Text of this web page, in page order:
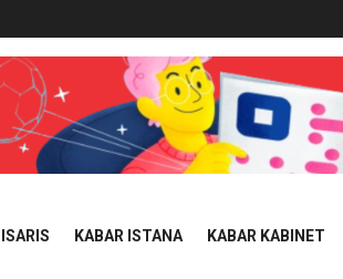
KABAR ISTANA KABAR KABINET